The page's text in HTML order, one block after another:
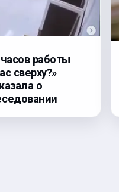
работы
сверху?»
о